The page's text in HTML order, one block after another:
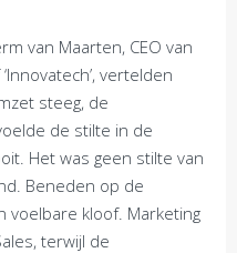
van Maarten, CEO van
vertelden
steeg, de
de stilte in de
Het was geen stilte van
Beneden op de
voelbare kloof. Marketing
terwijl de